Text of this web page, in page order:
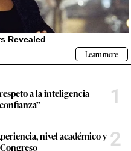
a la inteligencia
1
nivel académico y 2